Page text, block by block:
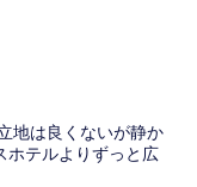
地は良くないが静か
ホテルよりずっと広